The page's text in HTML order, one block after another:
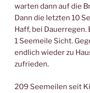
warten dann auf die
Dann die letzten 10
Haff, bei Dauerregen.
1 Seemeile Sicht.
endlich wieder zu
zufrieden.
209 Seemeilen seit